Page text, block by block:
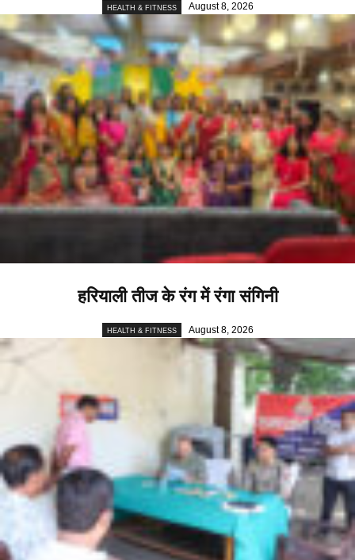
HEALTH & FITNESS August 8, 2026
हरियाली तीज के रंग में रंगा संगिनी
HEALTH & FITNESS August 8, 2026